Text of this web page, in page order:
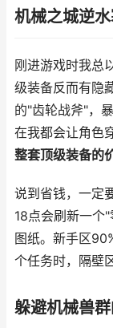
机械之城逆
刚进游戏时我总
级装备反而有隐
的"齿轮战斧"，
在我都会让角色
整套顶级装备的
说到省钱，一定
18点会刷新一个
图纸。新手区
个任务时，隔壁
躲避机械兽